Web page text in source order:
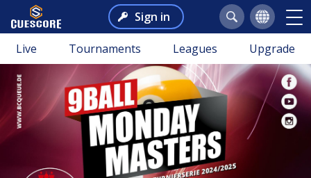
Sign in
Live Tournaments Leagues Upgrade